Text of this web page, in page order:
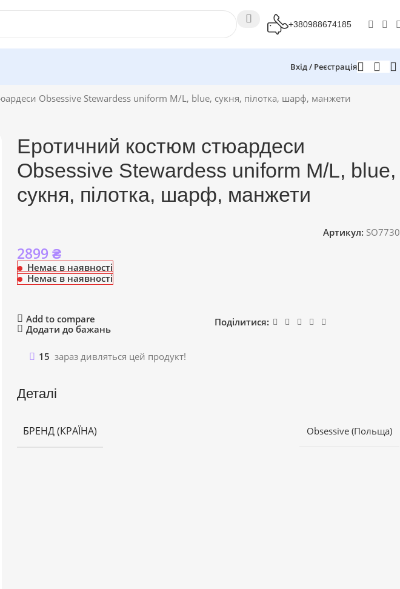
+380988674185
Вхід / Реєстрація
Obsessive Stewardess uniform M/L, blue, сукня, пілотка, шарф, манжети
Еротичний костюм стюардеси
Obsessive Stewardess uniform M/L, blue,
сукня, пілотка, шарф, манжети
Артикул: SO7730
2899 ₴
Немає в наявності
Немає в наявності
Add to compare
Додати до бажань
Поділитися:
15 зараз дивляться цей продукт!
Деталі
БРЕНД (КРАЇНА) Obsessive (Польща)